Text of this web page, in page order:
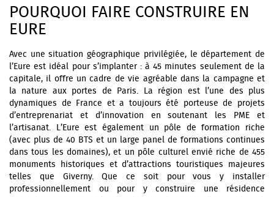
POURQUOI FAIRE CONSTRUIRE EN
EURE
Avec une situation géographique privilégiée, le département de
l’Eure est idéal pour s’implanter : à 45 minutes seulement de la
capitale, il offre un cadre de vie agréable dans la campagne et
la nature aux portes de Paris. La région est l’une des plus
dynamiques de France et a toujours été porteuse de projets
d’entreprenariat et d’innovation en soutenant les PME et
l’artisanat. L’Eure est également un pôle de formation riche
(avec plus de 40 BTS et un large panel de formations continues
dans tous les domaines), et un pôle culturel envié riche de 455
monuments historiques et d’attractions touristiques majeures
telles que Giverny. Que ce soit pour vous y installer
professionnellement ou pour y construire une résidence